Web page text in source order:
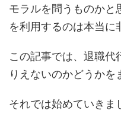
モラルを問うものかと
を利用するのは本当に
この記事では、退職代
りえないのかどうかを
それでは始めていきま